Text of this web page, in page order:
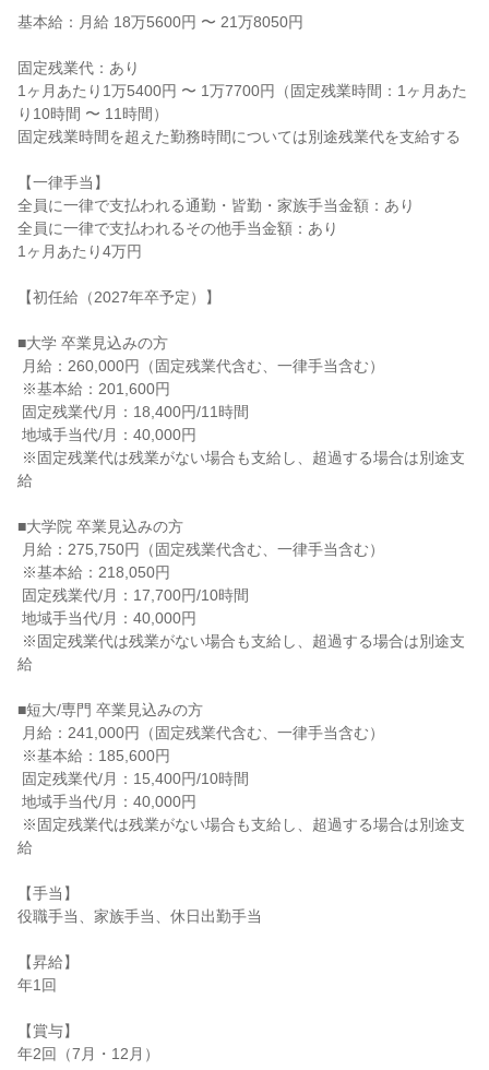
基本給：月給 18万5600円 〜 21万8050円
固定残業代：あり
1ヶ月あたり1万5400円 〜 1万7700円（固定残業時間：1ヶ月あた
り10時間 〜 11時間）
固定残業時間を超えた勤務時間については別途残業代を支給する
【一律手当】
全員に一律で支払われる通勤・皆勤・家族手当金額：あり
全員に一律で支払われるその他手当金額：あり
1ヶ月あたり4万円
【初任給（2027年卒予定）】
■大学 卒業見込みの方
給
■大学院 卒業見込みの方
給
■短大/専門 卒業見込みの方
給
【手当】
役職手当、家族手当、休日出勤手当
【昇給】
年1回
【賞与】
年2回（7月・12月）